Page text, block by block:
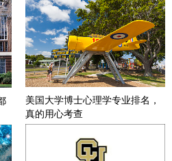
美国大学博士心理学专业排名，
真的用心考查